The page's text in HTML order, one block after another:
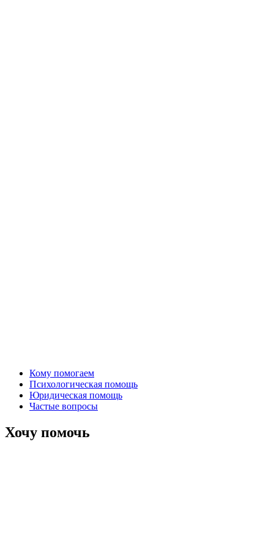
Кому помогаем
Психологическая помощь
Юридическая помощь
Частые вопросы
Хочу помочь